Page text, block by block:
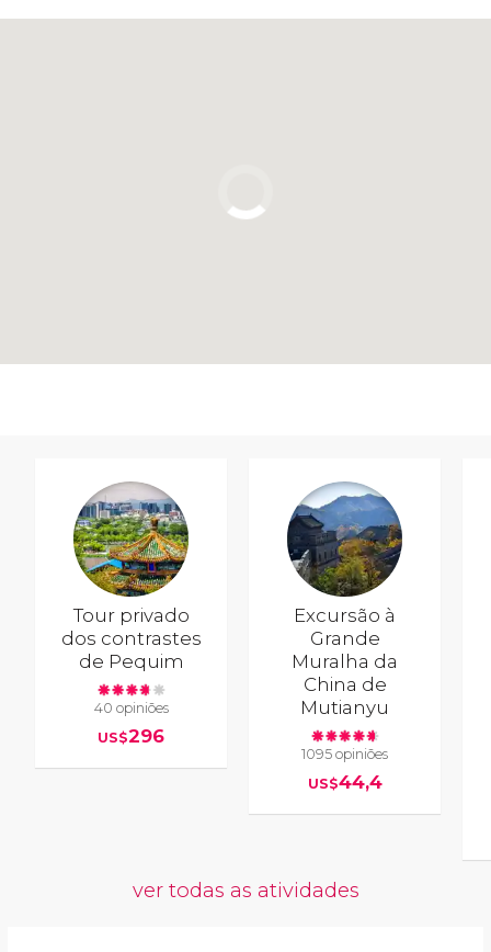
Tour privado
dos contrastes
de Pequim
40 opiniões
US$296
Excursão à
Grande
Muralha da
China de
Mutianyu
1095 opiniões
US$44,4
ver todas as atividades